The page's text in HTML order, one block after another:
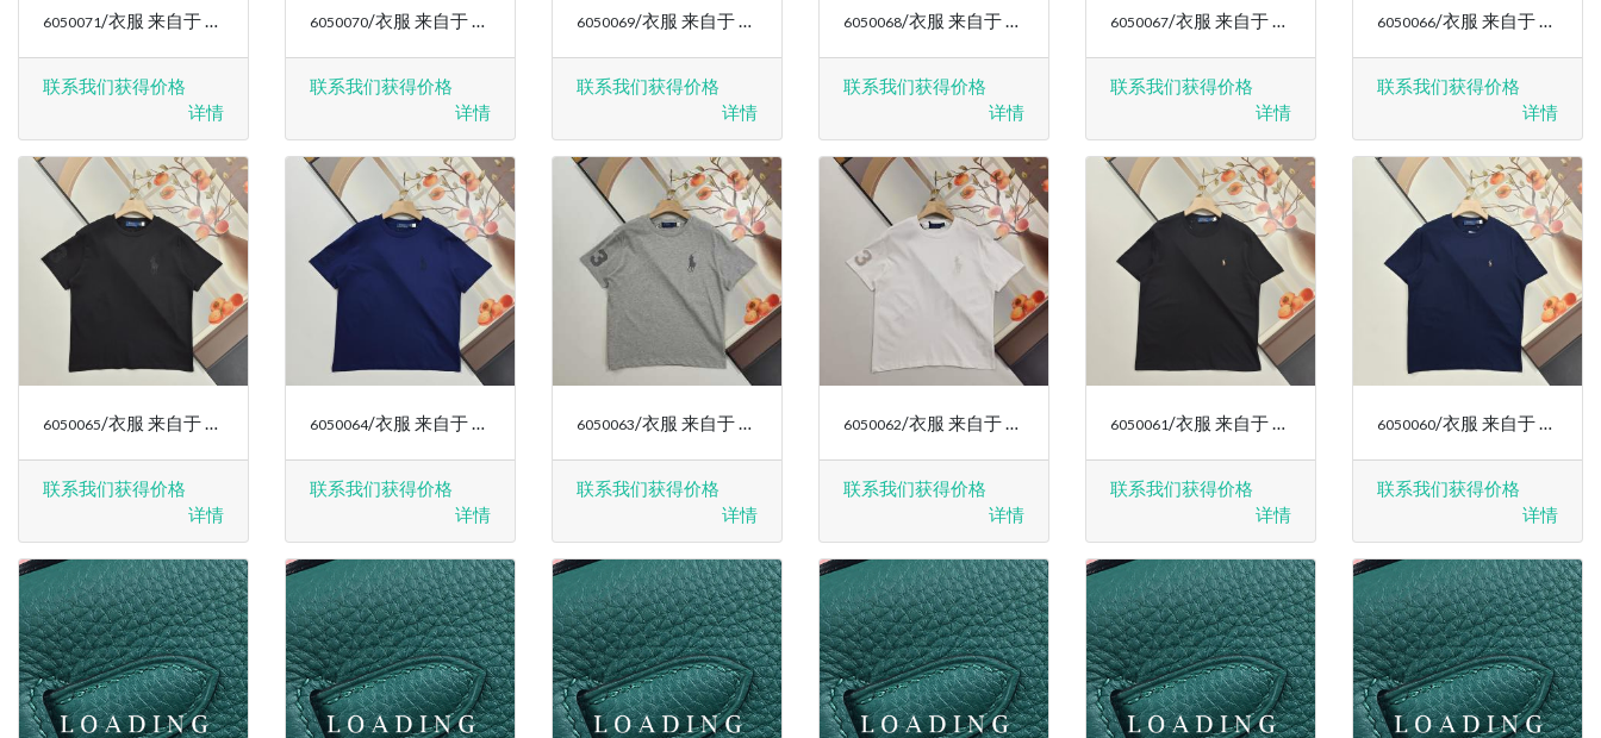
6050071/衣服 来自于 RALPH LAUREN
联系我们获得价格
详情
6050070/衣服 来自于 RALPH LAUREN
联系我们获得价格
详情
6050069/衣服 来自于 RALPH LAUREN
联系我们获得价格
详情
6050068/衣服 来自于 RALPH LAUREN
联系我们获得价格
详情
6050067/衣服 来自于 RALPH LAUREN
联系我们获得价格
详情
6050066/衣服 来自于 RALPH LAUREN
联系我们获得价格
详情
6050065/衣服 来自于 RALPH LAUREN
联系我们获得价格
详情
6050064/衣服 来自于 RALPH LAUREN
联系我们获得价格
详情
6050063/衣服 来自于 RALPH LAUREN
联系我们获得价格
详情
6050062/衣服 来自于 RALPH LAUREN
联系我们获得价格
详情
6050061/衣服 来自于 RALPH LAUREN
联系我们获得价格
详情
6050060/衣服 来自于 RALPH LAUREN
联系我们获得价格
详情